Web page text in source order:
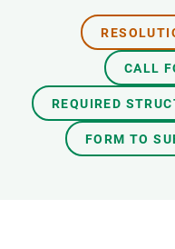
CALL
REQUIRED
FORM TO